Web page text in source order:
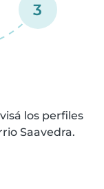
3
los perfiles
Saavedra.